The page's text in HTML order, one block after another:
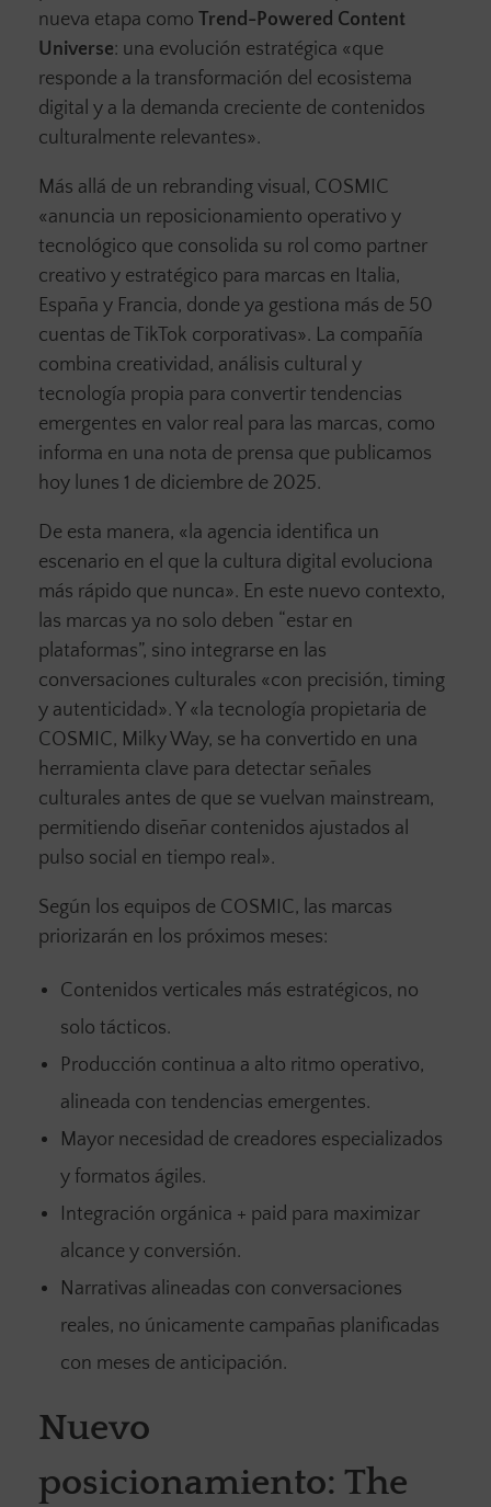
nueva etapa como Trend-Powered Content
Universe: una evolución estratégica «que
responde a la transformación del ecosistema
digital y a la demanda creciente de contenidos
culturalmente relevantes».
Más allá de un rebranding visual, COSMIC
«anuncia un reposicionamiento operativo y
tecnológico que consolida su rol como partner
creativo y estratégico para marcas en Italia,
España y Francia, donde ya gestiona más de 50
cuentas de TikTok corporativas». La compañía
combina creatividad, análisis cultural y
tecnología propia para convertir tendencias
emergentes en valor real para las marcas, como
informa en una nota de prensa que publicamos
hoy lunes 1 de diciembre de 2025.
De esta manera, «la agencia identifica un
escenario en el que la cultura digital evoluciona
más rápido que nunca». En este nuevo contexto,
las marcas ya no solo deben “estar en
plataformas”, sino integrarse en las
conversaciones culturales «con precisión, timing
y autenticidad». Y «la tecnología propietaria de
COSMIC, Milky Way, se ha convertido en una
herramienta clave para detectar señales
culturales antes de que se vuelvan mainstream,
permitiendo diseñar contenidos ajustados al
pulso social en tiempo real».
Según los equipos de COSMIC, las marcas
priorizarán en los próximos meses:
Contenidos verticales más estratégicos, no
solo tácticos.
Producción continua a alto ritmo operativo,
alineada con tendencias emergentes.
Mayor necesidad de creadores especializados
y formatos ágiles.
Integración orgánica + paid para maximizar
alcance y conversión.
Narrativas alineadas con conversaciones
reales, no únicamente campañas planificadas
con meses de anticipación.
Nuevo
posicionamiento: The